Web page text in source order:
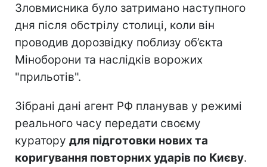
Зловмисника було затримано наступного
дня після обстрілу столиці, коли він
проводив дорозвідку поблизу об’єкта
Міноборони та наслідків ворожих
"прильотів".
Зібрані дані агент РФ планував у режимі
реального часу передати своєму
куратору для підготовки нових та
коригування повторних ударів по Києву.